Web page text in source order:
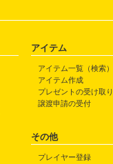
アイテム
アイテム一覧（検索）
アイテム作成
プレゼントの受け取り
譲渡申請の受付
その他
プレイヤー登録